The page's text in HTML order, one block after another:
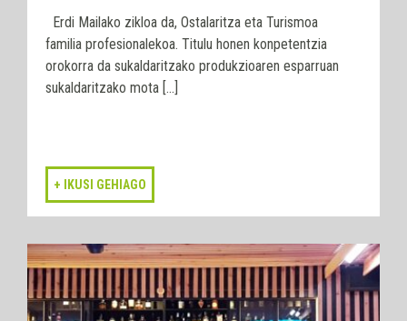
Erdi Mailako zikloa da, Ostalaritza eta Turismoa
familia profesionalekoa. Titulu honen konpetentzia
orokorra da sukaldaritzako produkzioaren esparruan
sukaldaritzako mota [...]